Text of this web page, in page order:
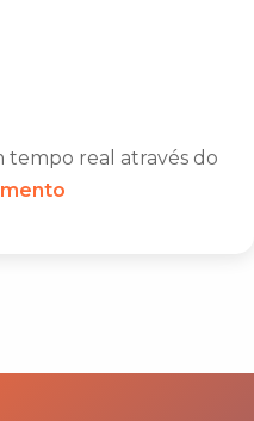
tempo real através do